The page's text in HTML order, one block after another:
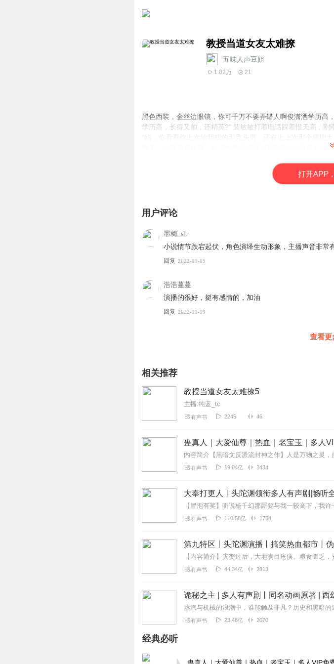
教授当道女友太难撩
五味人声豆姐
1.02万 21
黑色西装，金丝边眼镜，你可千万不要弄错人啊俊潇洒学历高
学历高，长得又帅，还精英?” 裴敏敏打着电话踩着恨天高，
气了，你就算要扯谎，好歹也换个说辞成吗?你个小没良心的
来，正想说我占你家道了还是咋的，结果在看清楚对方的瞬
没见着多少，美男却是天天见，但美得这么清雅脱俗的还是第
打开APP
用户评论
墨梅_sh
小说情节跌宕起伏，角色演绎生动形象，主播声音非常
回复 2022-11-15
浩浩蔓蔓
演播的很好，挺有感情的，加油
回复 2022-11-19
查看更
相关推荐
教授当道女友太难撩5
主播:纯蓝_tc
有声书 2245 46
蛊真人｜大爱仙尊｜热血｜老宝玉｜多人
有声书 19.04亿 3434
大奉打更人丨头陀渊领衔多人有声剧|畅听
有声书 110.58亿 1754
第九特区丨头陀渊演播丨搞笑热血都市丨
有声书 44.34亿 2813
诡秘之主 | 多人有声剧丨同名动画原著 | 西
有声书 23.48亿 2070
经典必听